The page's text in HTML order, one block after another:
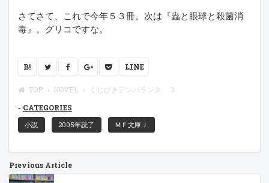
さてさて、これで今年５３冊。次は『蟲と眼球と殺菌消
毒』。グリコですな。
B! LINE
TOP NOVEL
くじびきアンバランス ３
CATEGORIES
小説 2005年読了 ＭＦ文庫Ｊ
Previous Article